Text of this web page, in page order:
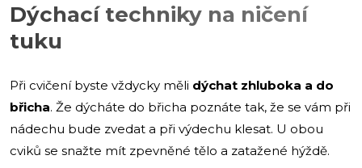
Dýchací techniky na ničení
tuku
Při cvičení byste vždycky měli dýchat zhluboka a do
břicha. Že dýcháte do břicha poznáte tak, že se vám při
nádechu bude zvedat a při výdechu klesat. U obou
cviků se snažte mít zpevněné tělo a zatažené hýždě.